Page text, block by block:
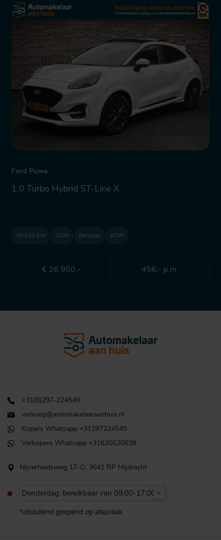
Ford Puma
1.0 Turbo Hybrid ST-Line X
50.632 KM 2025 Benzine BTW
€ 26.950,- 456,- p.m.
+31(0)297-224549
verkoop@automakelaaraanhuis.nl
Kopers Whatsapp +31297224549
Verkopers Whatsapp +31630520638
Nijverheidsweg 17-O, 3641 RP Mijdrecht
Donderdag: bereikbaar van 09:00-17:00u
*Uitsluitend geopend op afspraak.